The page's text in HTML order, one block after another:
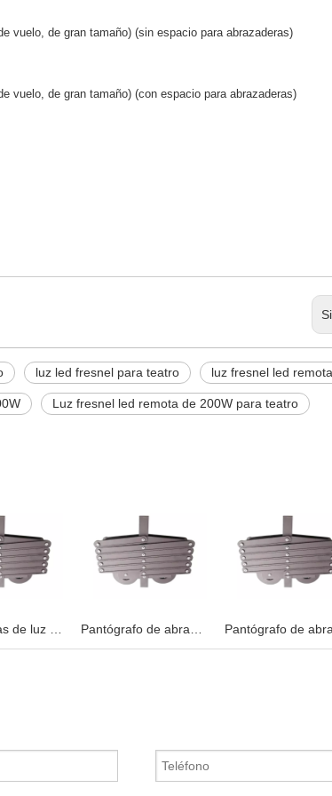
vuelo, de gran tamaño) (sin espacio para abrazaderas)
vuelo, de gran tamaño) (con espacio para abrazaderas)
luz led fresnel para teatro luz fresnel led remota
Luz fresnel led remota de 200W para teatro